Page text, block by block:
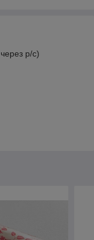
р/с)